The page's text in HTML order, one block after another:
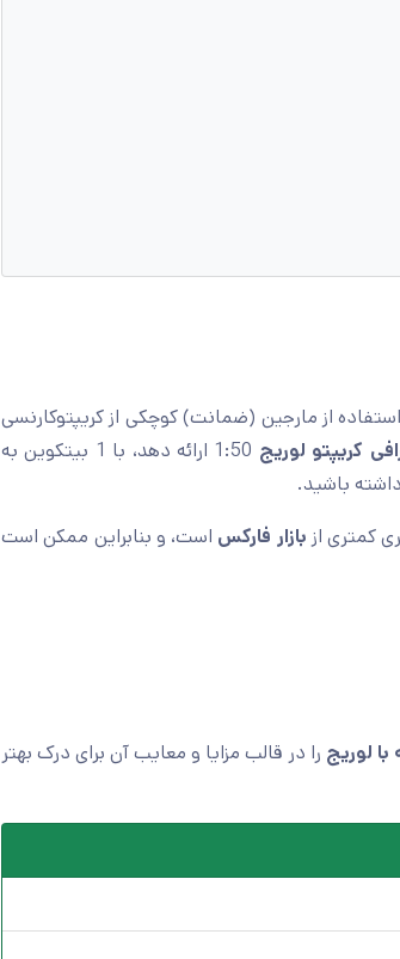
از مارجین (ضمانت) کوچکی از کریپتوکارنسی
کریپتو لوریج
1:50 ارائه دهد، با 1 بیتکوین به
کمتری از بازار فارکس است، و بنابراین ممکن است
با لوریج را در قالب مزایا و معایب آن برای درک بهتر